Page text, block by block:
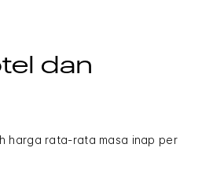
dan
harga rata-rata masa inap per